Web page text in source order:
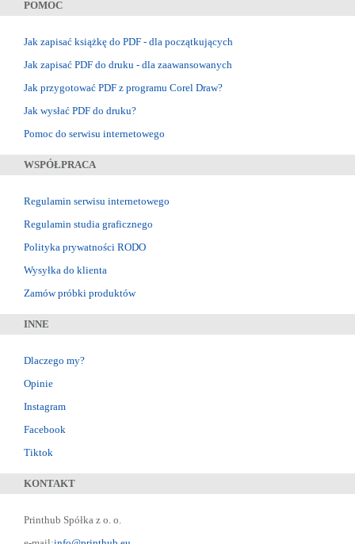
POMOC
Jak zapisać książkę do PDF - dla początkujących
Jak zapisać PDF do druku - dla zaawansowanych
Jak przygotować PDF z programu Corel Draw?
Jak wysłać PDF do druku?
Pomoc do serwisu internetowego
WSPÓŁPRACA
Regulamin serwisu internetowego
Regulamin studia graficznego
Polityka prywatności RODO
Wysyłka do klienta
Zamów próbki produktów
INNE
Dlaczego my?
Opinie
Instagram
Facebook
Tiktok
KONTAKT
Printhub Spółka z o. o.